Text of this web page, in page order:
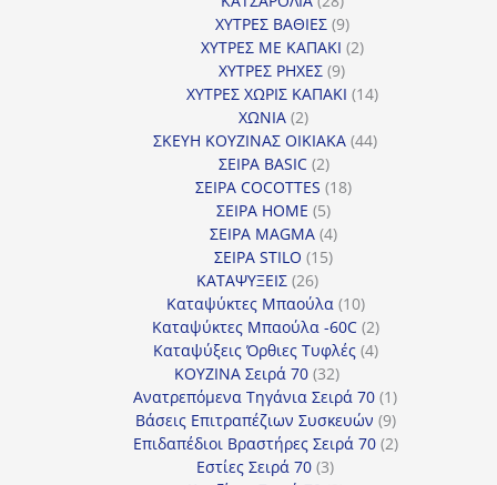
προϊόντα
ΧΥΤΡΕΣ ΒΑΘΙΕΣ 99
προϊόντα
ΧΥΤΡΕΣ ΜΕ ΚΑΠΑΚΙ 22
ΧΥΤΡΕΣ ΡΗΧΕΣ 99
προϊόντα
ΧΥΤΡΕΣ ΧΩΡΙΣ ΚΑΠΑΚΙ 1414
ΧΩΝΙΑ 22
προϊόντα
ΣΚΕΥΗ ΚΟΥΖΙΝΑΣ ΟΙΚΙΑΚΑ 4444
ΣΕΙΡΑ BASIC 22
προϊόντα
ΣΕΙΡΑ COCOTTES 1818
ΣΕΙΡΑ HOME 55
προϊόντα
ΣΕΙΡΑ MAGMA 44
προϊόντα
ΣΕΙΡΑ STILO 1515
ΚΑΤΑΨΥΞΕΙΣ 2626
προϊόντα
Καταψύκτες Μπαούλα 1010
προϊόντα
Καταψύκτες Μπαούλα -60C 22
προϊόντα
Καταψύξεις Όρθιες Τυφλές 44
ΚΟΥΖΙΝΑ Σειρά 70 3232
προϊόντα
Ανατρεπόμενα Τηγάνια Σειρά 70 11
προϊόν
Βάσεις Επιτραπέζιων Συσκευών 99
προϊόντα
Επιδαπέδιοι Βραστήρες Σειρά 70 22
Εστίες Σειρά 70 33